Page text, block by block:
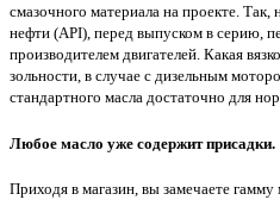
смазочного материала на проекте.
нефти (API), перед выпуском в серию,
производителем двигателей. Какая
зольности, в случае с дизельным
стандартного масла достаточно для
Любое масло уже содержит присадки.
Приходя в магазин, вы замечаете